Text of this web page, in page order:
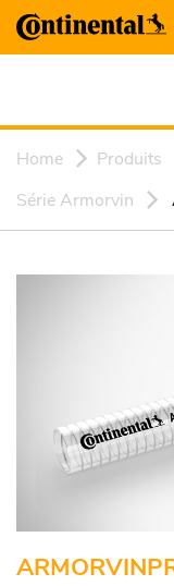
Home Produits
Série Armorvin